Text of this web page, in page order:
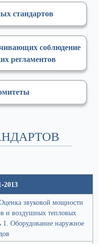
стандартов
соблюдение
регламентов
2013
звуковой мощности
и воздушных тепловых
1. Оборудование наружное